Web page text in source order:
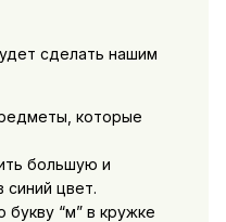
сделать нашим
которые
большую и
синий цвет.
“м” в кружке